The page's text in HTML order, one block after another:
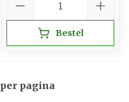
Bestel
per pagina